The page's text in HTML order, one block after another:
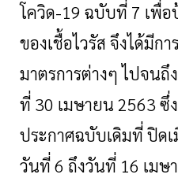
โควิด-19 ฉบับที่ 7 เพื่อ
ของเชื้อไวรัส จึงได้มีก
มาตรการต่างๆ ไปจนถึ
ที่ 30 เมษายน 2563 ซึ่
ประกาศฉบับเดิมที่ ปิด
วันที่ 6 ถึงวันที่ 16 เม